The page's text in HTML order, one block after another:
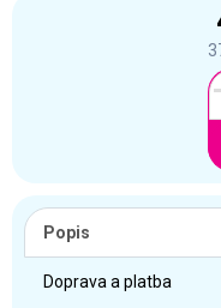
Popis
Doprava a platba